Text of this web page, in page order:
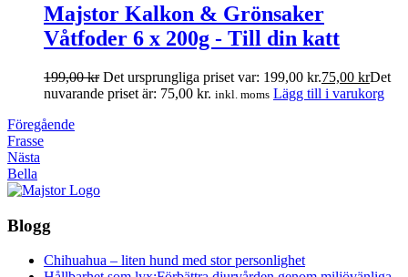
Majstor Kalkon & Grönsaker
Våtfoder 6 x 200g - Till din katt
199,00kr Det ursprungliga priset var: 199,00 kr.75,00 krDet
nuvarande priset är: 75,00 kr. inkl. moms Lägg till i varukorg
Föregående
Frasse
Nästa
Bella
Blogg
Chihuahua – liten hund med stor personlighet